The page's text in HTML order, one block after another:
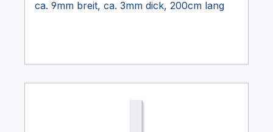
ca. 9mm breit, ca. 3mm dick, 200cm lang